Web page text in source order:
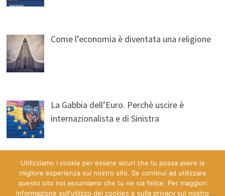
Come l’economia è diventata una religione
La Gabbia dell’Euro. Perchè uscire è
internazionalista e di Sinistra
Utilizziamo i cookie per essere sicuri che tu possa avere la
migliore esperienza sul nostro sito. Se continui ad utilizzare
questo sito noi assumiamo che tu ne sia felice. Per maggiori
informazione sull'utlizzo dei cookies e sulla privacy sul nostro